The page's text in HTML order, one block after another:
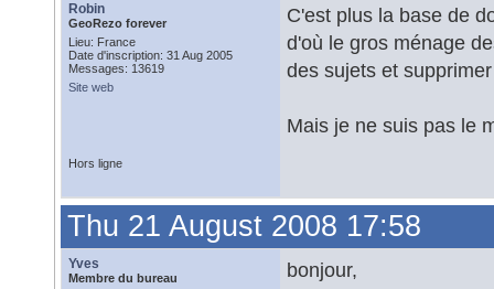
Robin
GeoRezo forever
Lieu: France
Date d'inscription: 31 Aug 2005
Messages: 13619
Site web
C'est plus la base de
d'où le gros ménage
des sujets et
Mais je ne suis pas le
Hors ligne
Thu 21 August 2008 17:58
Yves
Membre du bureau
bonjour,